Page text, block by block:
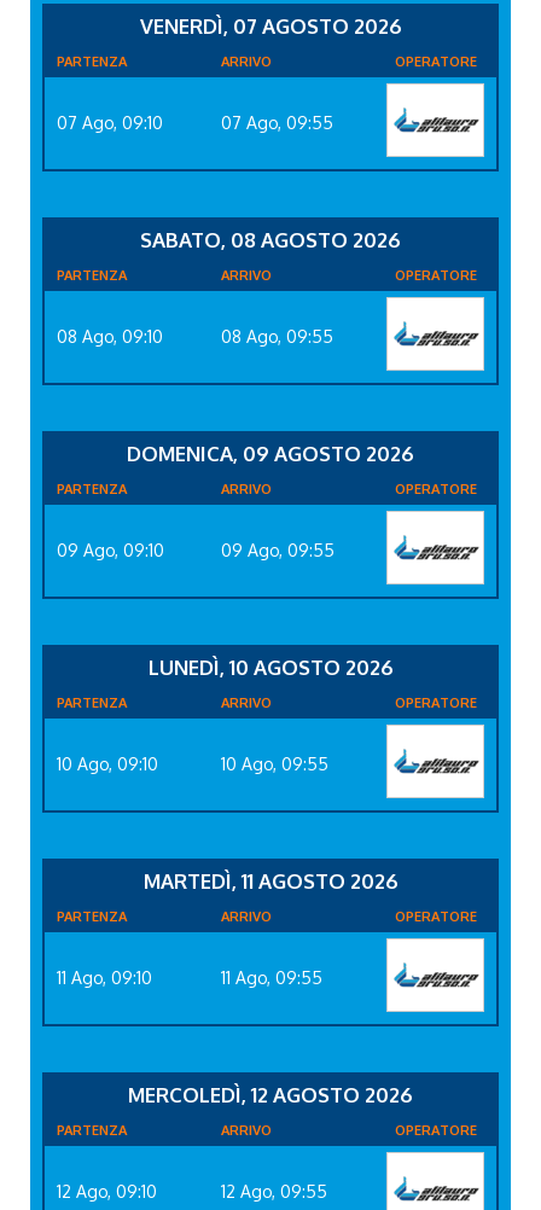
VENERDÌ, 07 AGOSTO 2026
PARTENZA ARRIVO OPERATORE
07 Ago, 09:10 07 Ago, 09:55
SABATO, 08 AGOSTO 2026
PARTENZA ARRIVO OPERATORE
08 Ago, 09:10 08 Ago, 09:55
DOMENICA, 09 AGOSTO 2026
PARTENZA ARRIVO OPERATORE
09 Ago, 09:10 09 Ago, 09:55
LUNEDÌ, 10 AGOSTO 2026
PARTENZA ARRIVO OPERATORE
10 Ago, 09:10 10 Ago, 09:55
MARTEDÌ, 11 AGOSTO 2026
PARTENZA ARRIVO OPERATORE
11 Ago, 09:10 11 Ago, 09:55
MERCOLEDÌ, 12 AGOSTO 2026
PARTENZA ARRIVO OPERATORE
12 Ago, 09:10 12 Ago, 09:55